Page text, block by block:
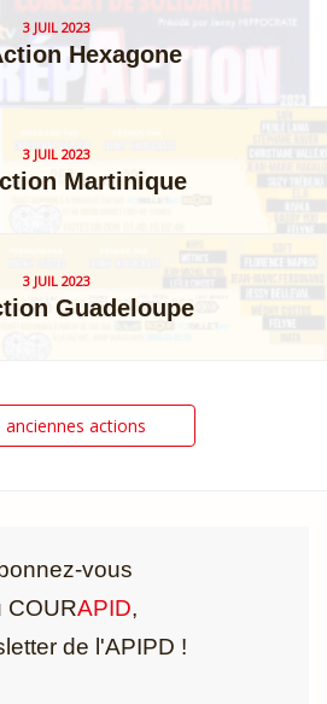
3 JUIL 2023
Hexagone
3 JUIL 2023
Martinique
3 JUIL 2023
Guadeloupe
anciennes actions
vous
COURAPID,
de l'APIPD !